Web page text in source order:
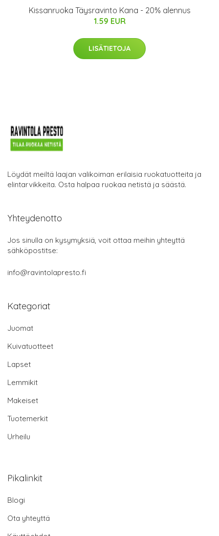
Kissanruoka Täysravinto Kana - 20% alennus
1.59 EUR
LISÄTIETOJA
Löydät meiltä laajan valikoiman erilaisia ruokatuotteita ja
elintarvikkeita. Osta halpaa ruokaa netistä ja säästä.
Yhteydenotto
Jos sinulla on kysymyksiä, voit ottaa meihin yhteyttä
sähköpostitse:
info@ravintolapresto.fi
Kategoriat
Juomat
Kuivatuotteet
Lapset
Lemmikit
Makeiset
Tuotemerkit
Urheilu
Pikalinkit
Blogi
Ota yhteyttä